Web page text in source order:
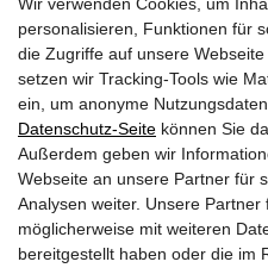
personalisieren, Funktionen für
die Zugriffe auf unsere
setzen wir Tracking-Tools wie
ein, um anonyme
Datenschutz-Seite können Sie
Außerdem geben wir
Webseite an unsere Partner für
Analysen weiter. Unsere
möglicherweise mit weiteren
bereitgestellt haben oder die im
Highlight im Jahr von
sind die fluffigen
sanft im Wind… […]
Mehr erfahren